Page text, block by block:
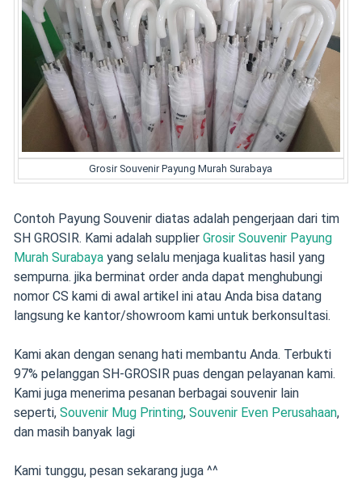
Grosir Souvenir Payung Murah Surabaya
Contoh Payung Souvenir diatas adalah pengerjaan dari tim
SH GROSIR. Kami adalah supplier Grosir Souvenir Payung
Murah Surabayayang selalu menjaga kualitas hasil yang
sempurna. jika berminat order anda dapat menghubungi
nomor CS kami di awal artikel ini atau Anda bisa datang
langsung ke kantor/showroom kami untuk berkonsultasi.
Kami akan dengan senang hati membantu Anda. Terbukti
97% pelanggan SH-GROSIR puas dengan pelayanan kami.
Kami juga menerima pesanan berbagai souvenir lain
seperti, Souvenir Mug Printing, Souvenir Even Perusahaan,
dan masih banyak lagi
Kami tunggu, pesan sekarang juga ^^